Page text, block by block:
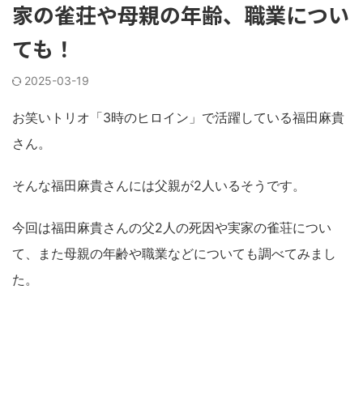
家の雀荘や母親の年齢、職業につい
ても！
2025-03-19
お笑いトリオ「3時のヒロイン」で活躍している福田麻貴
さん。
そんな福田麻貴さんには父親が2人いるそうです。
今回は福田麻貴さんの父2人の死因や実家の雀荘につい
て、また母親の年齢や職業などについても調べてみまし
た。